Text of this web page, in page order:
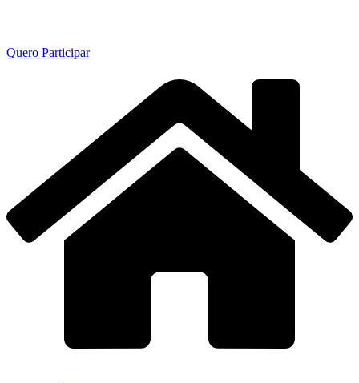
Quero Participar